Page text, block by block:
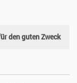
den guten Zweck